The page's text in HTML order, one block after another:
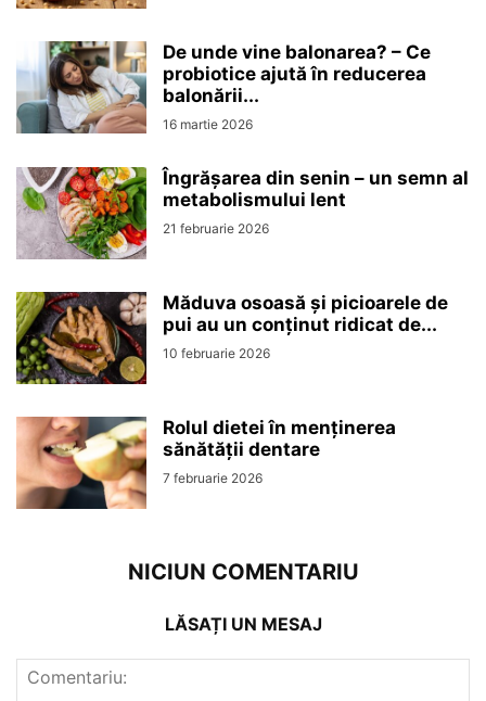
De unde vine balonarea? – Ce
probiotice ajută în reducerea
balonării...
16 martie 2026
Îngrășarea din senin – un semn al
metabolismului lent
21 februarie 2026
Măduva osoasă și picioarele de
pui au un conținut ridicat de...
10 februarie 2026
Rolul dietei în menținerea
sănătății dentare
7 februarie 2026
NICIUN COMENTARIU
LĂSAȚI UN MESAJ